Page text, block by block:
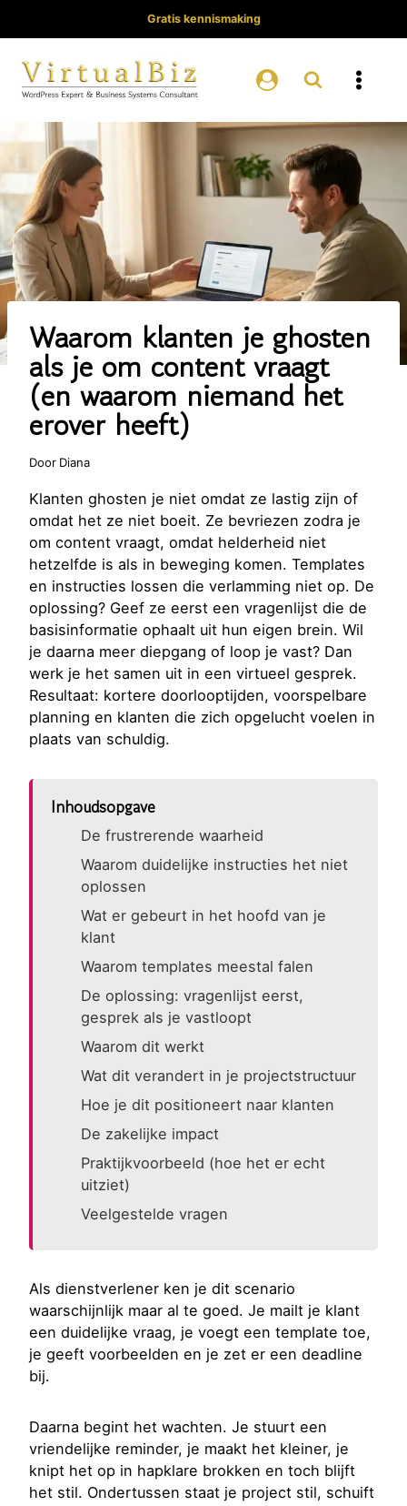
Gratis kennismaking
Waarom klanten je ghosten
als je om content vraagt
(en waarom niemand het
erover heeft)
Door Diana
Klanten ghosten je niet omdat ze lastig zijn of
omdat het ze niet boeit. Ze bevriezen zodra je
om content vraagt, omdat helderheid niet
hetzelfde is als in beweging komen. Templates
en instructies lossen die verlamming niet op. De
oplossing? Geef ze eerst een vragenlijst die de
basisinformatie ophaalt uit hun eigen brein. Wil
je daarna meer diepgang of loop je vast? Dan
werk je het samen uit in een virtueel gesprek.
Resultaat: kortere doorlooptijden, voorspelbare
planning en klanten die zich opgelucht voelen in
plaats van schuldig.
Inhoudsopgave
De frustrerende waarheid
Waarom duidelijke instructies het niet
oplossen
Wat er gebeurt in het hoofd van je
klant
Waarom templates meestal falen
De oplossing: vragenlijst eerst,
gesprek als je vastloopt
Waarom dit werkt
Wat dit verandert in je projectstructuur
Hoe je dit positioneert naar klanten
De zakelijke impact
Praktijkvoorbeeld (hoe het er echt
uitziet)
Veelgestelde vragen
Als dienstverlener ken je dit scenario
waarschijnlijk maar al te goed. Je mailt je klant
een duidelijke vraag, je voegt een template toe,
je geeft voorbeelden en je zet er een deadline
bij.
Daarna begint het wachten. Je stuurt een
vriendelijke reminder, je maakt het kleiner, je
knipt het op in hapklare brokken en toch blijft
het stil. Ondertussen staat je project stil, schuift